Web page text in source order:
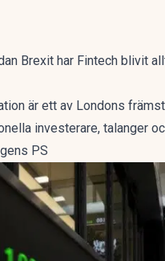
Brexit har Fintech blivit
är ett av Londons
investerare, talanger
PS